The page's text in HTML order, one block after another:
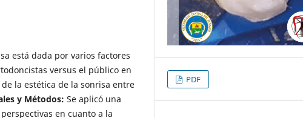
está dada por varios factores
versus el público en
la estética de la sonrisa entre
y Métodos: Se aplicó una
en cuanto a la
PDF